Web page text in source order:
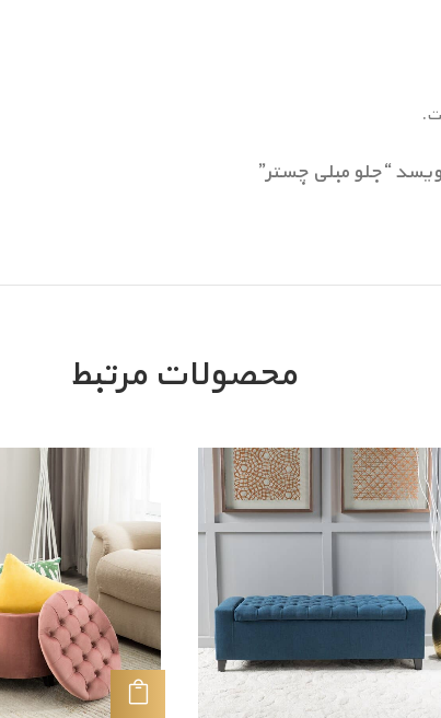
“جلو مبلی چستر”
محصولات مرتبط
افزودن به سبد خرید